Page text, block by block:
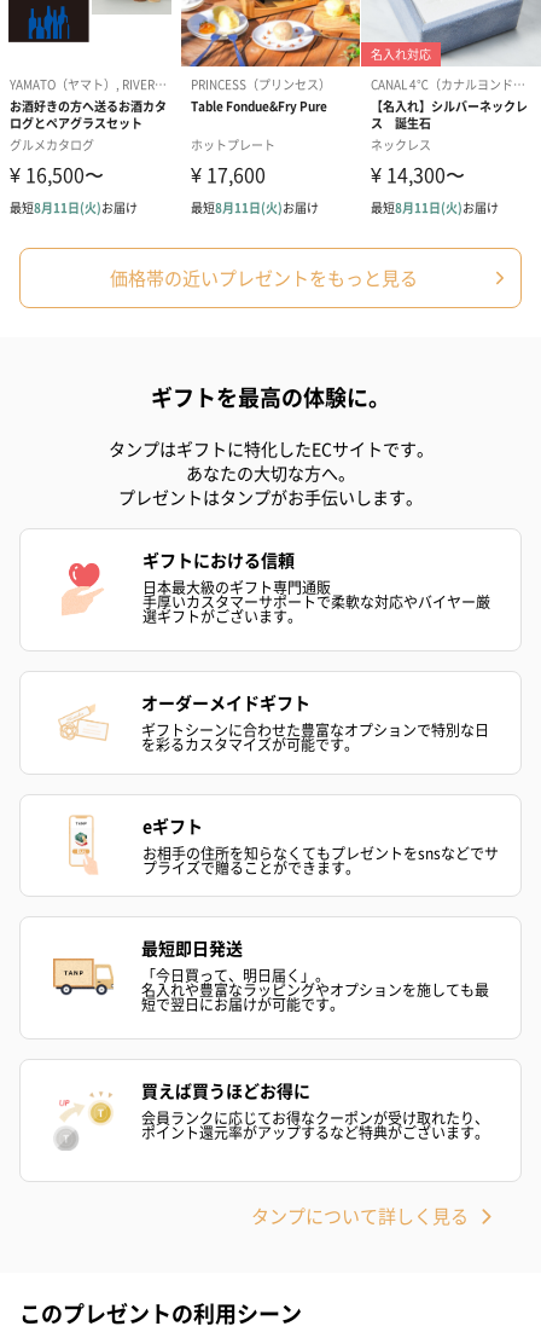
価格帯の近いプレゼントをもっと見る
ギフトを最高の体験に。
タンプはギフトに特化したECサイトです。
あなたの大切な方へ。
プレゼントはタンプがお手伝いします。
ギフトにおける信頼
日本最大級のギフト専門通販
手厚いカスタマーサポートで柔軟な対応やバイヤー厳
選ギフトがございます。
オーダーメイドギフト
ギフトシーンに合わせた豊富なオプションで特別な日
を彩るカスタマイズが可能です。
eギフト
お相手の住所を知らなくてもプレゼントをsnsなどでサ
プライズで贈ることができます。
最短即日発送
「今日買って、明日届く」。
名入れや豊富なラッピングやオプションを施しても最
短で翌日にお届けが可能です。
買えば買うほどお得に
会員ランクに応じてお得なクーポンが受け取れたり、
ポイント還元率がアップするなど特典がございます。
タンプについて詳しく見る
このプレゼントの利用シーン